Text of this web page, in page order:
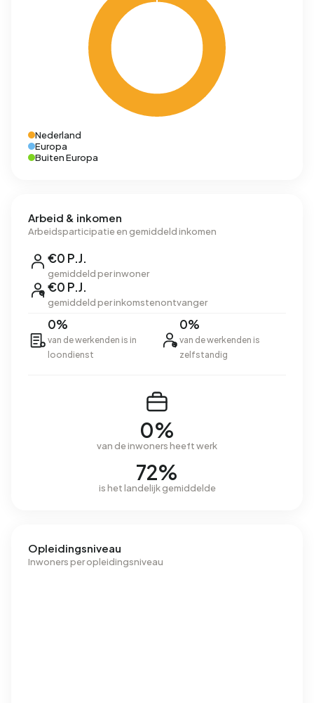
Nederland
Europa
Buiten Europa
Arbeid & inkomen
Arbeidsparticipatie en gemiddeld inkomen
€0 P.J.
gemiddeld per inwoner
€0 P.J.
gemiddeld per inkomstenontvanger
0%
van de werkenden is in
loondienst
0%
van de werkenden is
zelfstandig
0%
van de inwoners heeft werk
72%
is het landelijk gemiddelde
Opleidingsniveau
Inwoners per opleidingsniveau